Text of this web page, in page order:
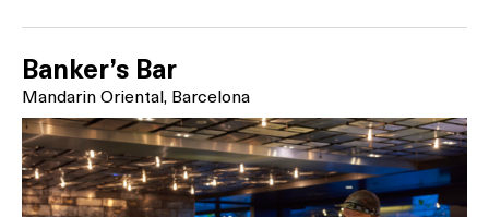
Banker’s Bar
Mandarin Oriental, Barcelona